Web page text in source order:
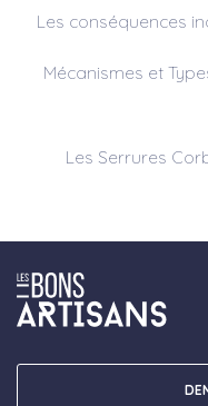
Les conséquences
Mécanismes et
Les Serrures